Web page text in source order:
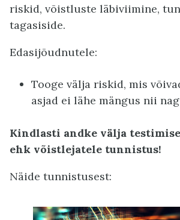
riskid, võistluste läbiviimine,
tagasiside.
Edasijõudnutele:
Tooge välja riskid, mis
asjad ei lähe mängus nii
Kindlasti andke välja
ehk võistlejatele tunnistus!
Näide tunnistusest: